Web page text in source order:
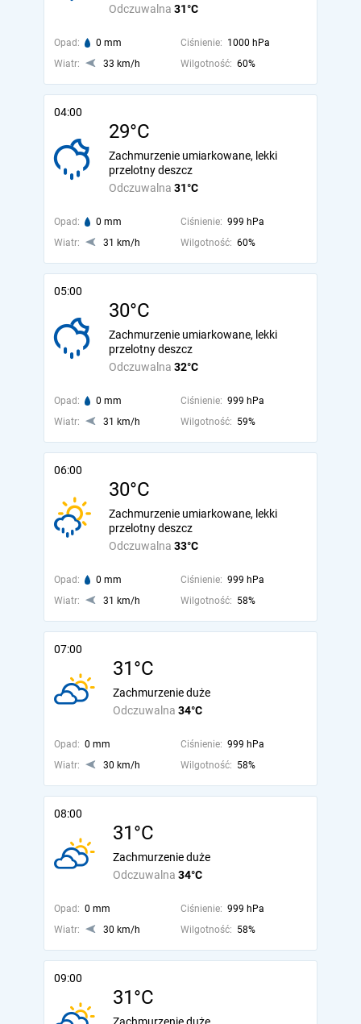
Odczuwalna 31°C
Opad: 0 mm Ciśnienie: 1000 hPa
Wiatr:
33 km/h Wilgotność: 60%
04:00
29°C
Odczuwalna 31°C
Zachmurzenie umiarkowane, lekki
przelotny deszcz
Opad: 0 mm Ciśnienie: 999 hPa
Wiatr:
31 km/h Wilgotność: 60%
05:00
30°C
Odczuwalna 32°C
Zachmurzenie umiarkowane, lekki
przelotny deszcz
Opad: 0 mm Ciśnienie: 999 hPa
Wiatr:
31 km/h Wilgotność: 59%
06:00
30°C
Odczuwalna 33°C
Zachmurzenie umiarkowane, lekki
przelotny deszcz
Opad: 0 mm Ciśnienie: 999 hPa
Wiatr:
31 km/h Wilgotność: 58%
07:00
31°C
Odczuwalna 34°C
Zachmurzenie duże
Opad: 0 mm Ciśnienie: 999 hPa
Wiatr:
30 km/h Wilgotność: 58%
08:00
31°C
Odczuwalna 34°C
Zachmurzenie duże
Opad: 0 mm Ciśnienie: 999 hPa
Wiatr:
30 km/h Wilgotność: 58%
09:00
31°C